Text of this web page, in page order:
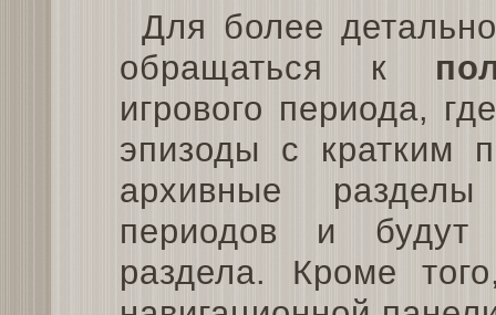
Для более
обращаться к
игрового периода,
эпизоды с кратким
архивные разделы
периодов и будут
раздела. Кроме